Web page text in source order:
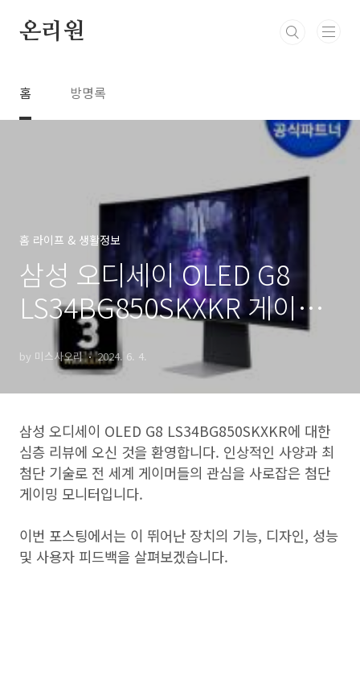
온리원
홈 방명록
홈 라이프 & 생활정보
삼성 오디세이 OLED G8
LS34BG850SKXKR 게이밍
모니터
by 미스사오리 2024. 6. 4.
삼성 오디세이 OLED G8 LS34BG850SKXKR에 대한
심층 리뷰에 오신 것을 환영합니다. 인상적인 사양과 최
첨단 기술로 전 세계 게이머들의 관심을 사로잡은 첨단
게이밍 모니터입니다.
이번 포스팅에서는 이 뛰어난 장치의 기능, 디자인, 성능
및 사용자 피드백을 살펴보겠습니다.